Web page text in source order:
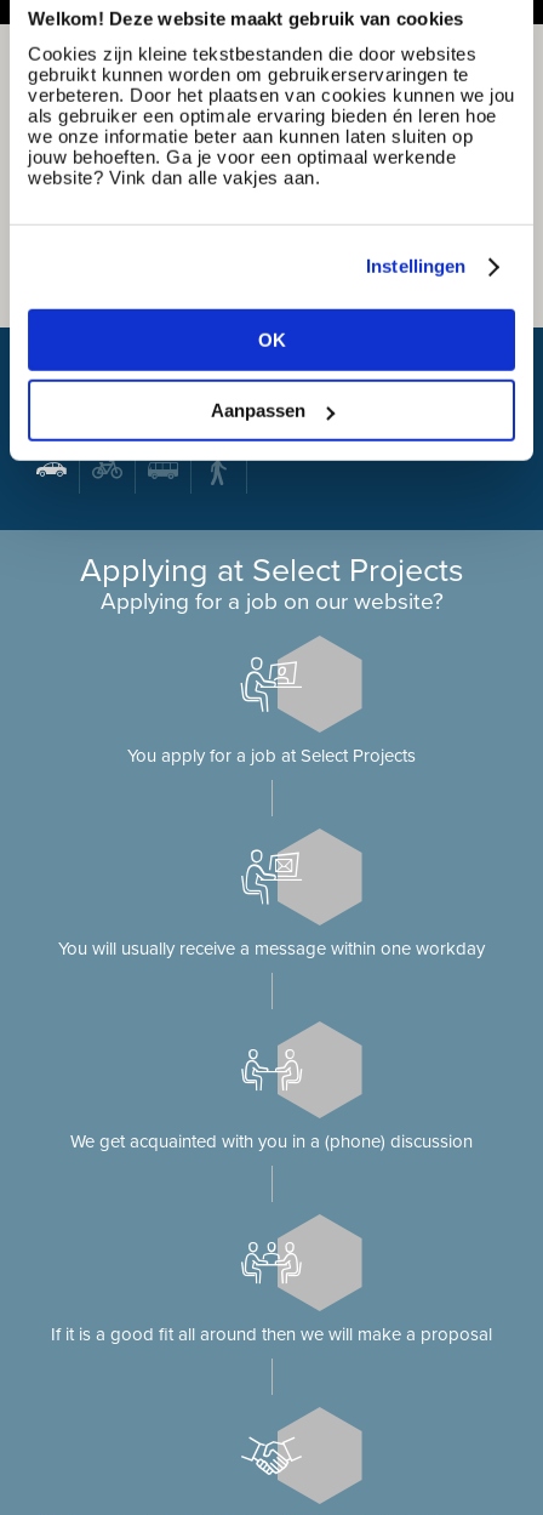
Welkom! Deze website maakt gebruik van cookies
Cookies zijn kleine tekstbestanden die door websites
gebruikt kunnen worden om gebruikerservaringen te
verbeteren. Door het plaatsen van cookies kunnen we jou
als gebruiker een optimale ervaring bieden én leren hoe
we onze informatie beter aan kunnen laten sluiten op
jouw behoeften. Ga je voor een optimaal werkende
website? Vink dan alle vakjes aan.
Instellingen
OK
Aanpassen
What is my travel time?
Applying at Select Projects
Applying for a job on our website?
You apply for a job at Select Projects
You will usually receive a message within one workday
We get acquainted with you in a (phone) discussion
If it is a good fit all around then we will make a proposal